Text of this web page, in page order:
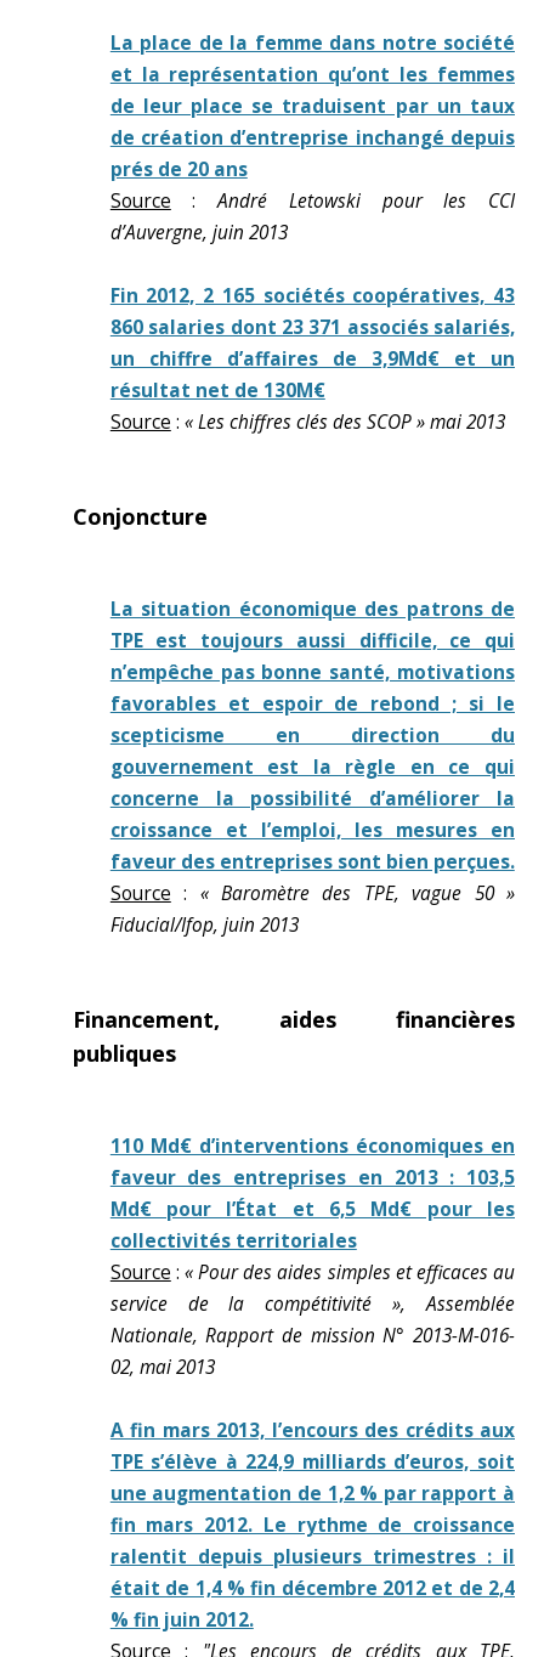
La place de la femme dans notre société
et la représentation qu’ont les femmes
de leur place se traduisent par un taux
de création d’entreprise inchangé depuis
prés de 20 ans
Source :André Letowski pour les CCI
d’Auvergne, juin 2013
Fin 2012, 2 165 sociétés coopératives, 43
860 salaries dont 23 371 associés salariés,
un chiffre d’affaires de 3,9Md€ et un
résultat net de 130M€
Source : « Les chiffres clés des SCOP » mai 2013
Conjoncture
La situation économique des patrons de
TPE est toujours aussi difficile, ce qui
n’empêche pas bonne santé, motivations
favorables et espoir de rebond ; si le
scepticisme en direction du
gouvernement est la règle en ce qui
concerne la possibilité d’améliorer la
croissance et l’emploi, les mesures en
faveur des entreprises sont bien perçues.
Source : « Baromètre des TPE, vague 50 »
Fiducial/Ifop, juin 2013
Financement, aides financières
publiques
110 Md€ d’interventions économiques en
faveur des entreprises en 2013 : 103,5
Md€ pour l’État et 6,5 Md€ pour les
collectivités territoriales
Source :« Pour des aides simples et efficaces au
service de la compétitivité », Assemblée
Nationale, Rapport de mission N° 2013-M-016-
02, mai 2013
A fin mars 2013, l’encours des crédits aux
TPE s’élève à 224,9 milliards d’euros, soit
une augmentation de 1,2 % par rapport à
fin mars 2012. Le rythme de croissance
ralentit depuis plusieurs trimestres : il
était de 1,4 % fin décembre 2012 et de 2,4
% fin juin 2012.
Source : "Les encours de crédits aux TPE,